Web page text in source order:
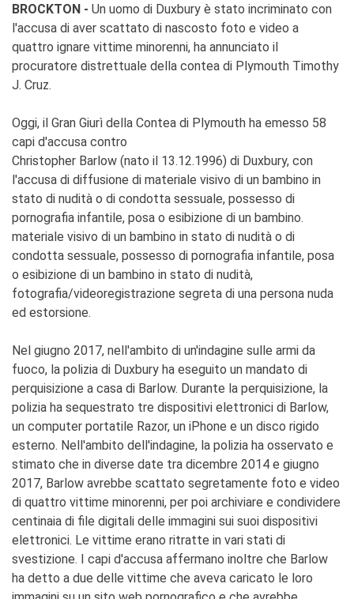
BROCKTON - Un uomo di Duxbury è stato incriminato con
l'accusa di aver scattato di nascosto foto e video a
quattro ignare vittime minorenni, ha annunciato il
procuratore distrettuale della contea di Plymouth Timothy
J. Cruz.
Oggi, il Gran Giurì della Contea di Plymouth ha emesso 58
capi d'accusa contro
Christopher Barlow (nato il 13.12.1996) di Duxbury, con
l'accusa di diffusione di materiale visivo di un bambino in
stato di nudità o di condotta sessuale, possesso di
pornografia infantile, posa o esibizione di un bambino.
materiale visivo di un bambino in stato di nudità o di
condotta sessuale, possesso di pornografia infantile, posa
o esibizione di un bambino in stato di nudità,
fotografia/videoregistrazione segreta di una persona nuda
ed estorsione.
Nel giugno 2017, nell'ambito di un'indagine sulle armi da
fuoco, la polizia di Duxbury ha eseguito un mandato di
perquisizione a casa di Barlow. Durante la perquisizione, la
polizia ha sequestrato tre dispositivi elettronici di Barlow,
un computer portatile Razor, un iPhone e un disco rigido
esterno. Nell'ambito dell'indagine, la polizia ha osservato e
stimato che in diverse date tra dicembre 2014 e giugno
2017, Barlow avrebbe scattato segretamente foto e video
di quattro vittime minorenni, per poi archiviare e condividere
centinaia di file digitali delle immagini sui suoi dispositivi
elettronici. Le vittime erano ritratte in vari stati di
svestizione. I capi d'accusa affermano inoltre che Barlow
ha detto a due delle vittime che aveva caricato le loro